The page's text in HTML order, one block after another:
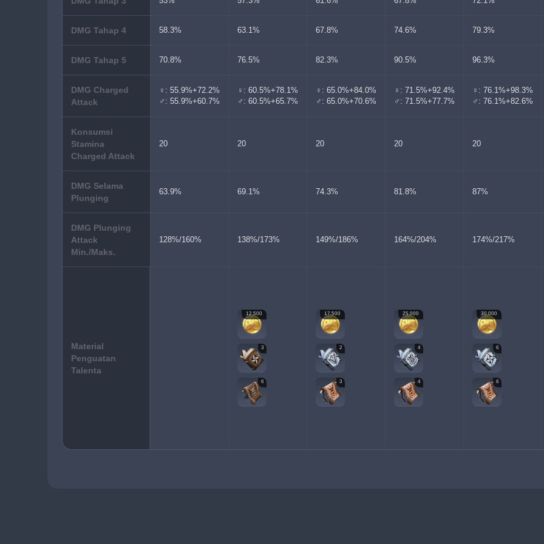
DMG Tahap 4 58.3% 63.1% 67.8% 74.6% 79.3%
DMG Tahap 5 70.8% 76.5% 82.3% 90.5% 96.3%
DMG Charged
Attack
♀: 55.9%+72.2%
♂: 55.9%+60.7%
♀: 60.5%+78.1%
♂: 60.5%+65.7%
♀: 65.0%+84.0%
♂: 65.0%+70.6%
♀: 71.5%+92.4%
♂: 71.5%+77.7%
♀: 76.1%+98.3%
♂: 76.1%+82.6%
Konsumsi
Stamina
Charged Attack
20 20 20 20 20
DMG Selama
Plunging
63.9% 69.1% 74.3% 81.8% 87%
DMG Plunging
Attack
Min./Maks.
128%/160% 138%/173% 149%/186% 164%/204% 174%/217%
Material
Penguatan
Talenta
12.500
3
6
17.500
2
3
25.000
4
4
30.000
6
6